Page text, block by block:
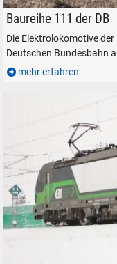
SMARTRAIL 111 066 in
Baureihe 111 der DB
Die Elektrolokomotive
Deutschen Bundesbahn
mehr erfahren